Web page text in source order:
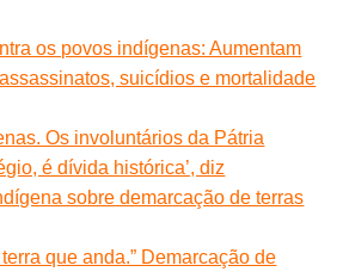
os povos indígenas: Aumentam
suicídios e mortalidade
Os involuntários da Pátria
é dívida histórica’, diz
sobre demarcação de terras
terra que anda.” Demarcação de